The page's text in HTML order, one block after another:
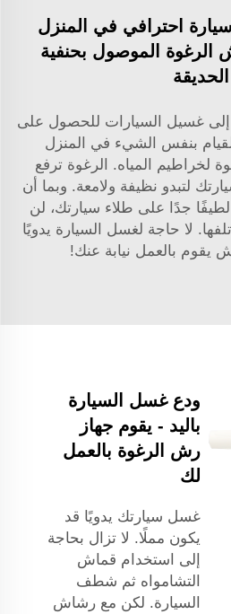
احترافي في المنزل
الرغوة الموصول بحنفية
الحديقة
غسيل السيارات للحصول على
بنفس الشيء في المنزل
لخراطيم المياه. الرغوة ترفع
لتبدو نظيفة ولامعة. وبما أن
جدًا على طلاء سيارتك، لن
لا حاجة لغسل السيارة يدويًا
يقوم بالعمل نيابة عنك!
ودع غسل السيارة
باليد - يقوم جهاز
رش الرغوة بالعمل
لك
غسل سيارتك يدويًا قد
يكون مملًا. لا تزال بحاجة
إلى استخدام قماش
التشامواه ثم شطف
السيارة. لكن مع رشاش